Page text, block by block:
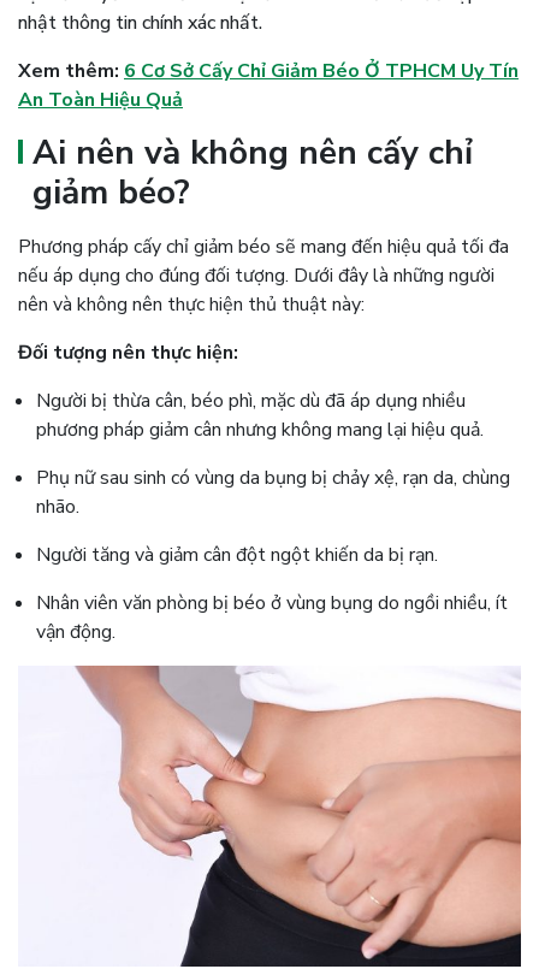
nhật thông tin chính xác nhất.
Xem thêm: 6 Cơ Sở Cấy Chỉ Giảm Béo Ở TPHCM Uy Tín
An Toàn Hiệu Quả
Ai nên và không nên cấy chỉ
giảm béo?
Phương pháp cấy chỉ giảm béo sẽ mang đến hiệu quả tối đa
nếu áp dụng cho đúng đối tượng. Dưới đây là những người
nên và không nên thực hiện thủ thuật này:
Đối tượng nên thực hiện:
Người bị thừa cân, béo phì, mặc dù đã áp dụng nhiều
phương pháp giảm cân nhưng không mang lại hiệu quả.
Phụ nữ sau sinh có vùng da bụng bị chảy xệ, rạn da, chùng
nhão.
Người tăng và giảm cân đột ngột khiến da bị rạn.
Nhân viên văn phòng bị béo ở vùng bụng do ngồi nhiều, ít
vận động.